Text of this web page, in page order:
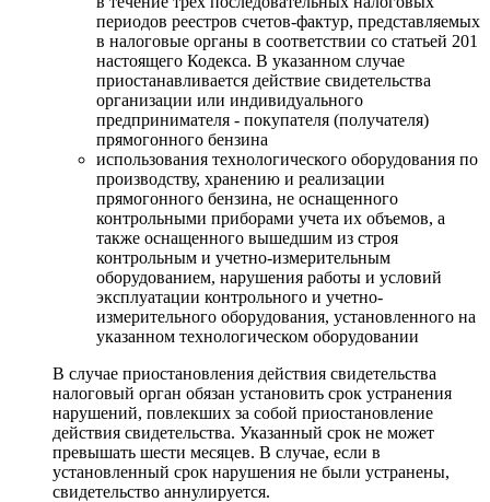
периодов реестров счетов-фактур, представляемых
в налоговые органы в соответствии со статьей 201
настоящего Кодекса. В указанном случае
приостанавливается действие свидетельства
организации или индивидуального
предпринимателя - покупателя (получателя)
прямогонного бензина
использования технологического оборудования по
производству, хранению и реализации
прямогонного бензина, не оснащенного
контрольными приборами учета их объемов, а
также оснащенного вышедшим из строя
контрольным и учетно-измерительным
оборудованием, нарушения работы и условий
эксплуатации контрольного и учетно-
измерительного оборудования, установленного на
указанном технологическом оборудовании
В случае приостановления действия свидетельства
налоговый орган обязан установить срок устранения
нарушений, повлекших за собой приостановление
действия свидетельства. Указанный срок не может
превышать шести месяцев. В случае, если в
установленный срок нарушения не были устранены,
свидетельство аннулируется.